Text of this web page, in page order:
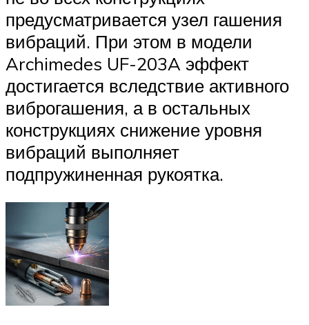
предусматривается узел гашения
вибраций. При этом в модели
Archimedes UF-203A эффект
достигается вследствие активного
виброгашения, а в остальных
конструкциях снижение уровня
вибраций выполняет
подпружиненная рукоятка.